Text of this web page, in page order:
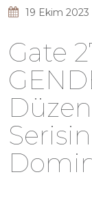
19 Ekim 2023
Gate